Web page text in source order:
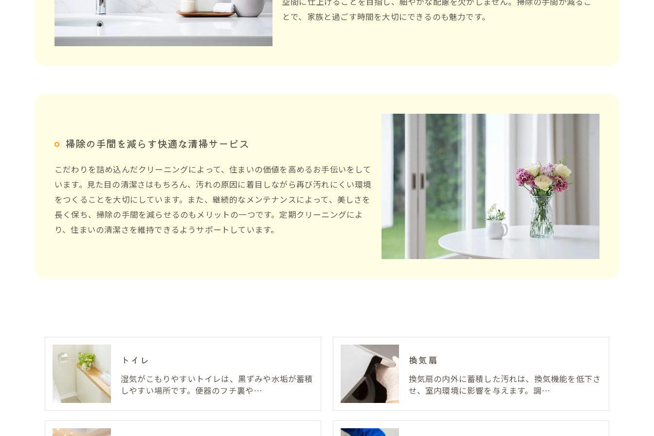
とで、家族と過ごす時間を大切にできるのも魅力です。
掃除の手間を減らす快適な清掃サービス
こだわりを詰め込んだクリーニングによって、住まいの価値を高めるお手伝いをして
います。見た目の清潔さはもちろん、汚れの原因に着目しながら再び汚れにくい環境
をつくることを大切にしています。また、継続的なメンテナンスによって、美しさを
長く保ち、掃除の手間を減らせるのもメリットの一つです。定期クリーニングによ
り、住まいの清潔さを維持できるようサポートしています。
トイレ
湿気がこもりやすいトイレは、黒ずみや水垢が蓄積
しやすい場所です。便器のフチ裏や…
換気扇
換気扇の内外に蓄積した汚れは、換気機能を低下さ
せ、室内環境に影響を与えます。調…